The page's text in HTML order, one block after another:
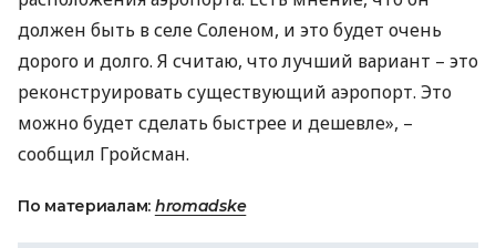
должен быть в селе Соленом, и это будет очень
дорого и долго. Я считаю, что лучший вариант – это
реконструировать существующий аэропорт. Это
можно будет сделать быстрее и дешевле», –
сообщил Гройсман.
По материалам: hromadske